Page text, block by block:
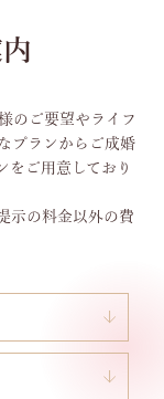
のご要望やライフ
プランからご成婚
をご用意しており
示の料金以外の費